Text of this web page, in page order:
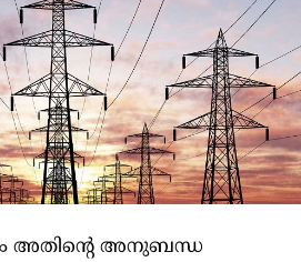
അതിന്റെ അനുബന്ധ